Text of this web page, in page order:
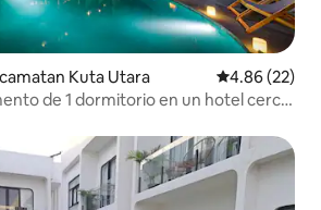
Kuta Utara Calificación
4.86 (22)
de 1 dormitorio en un hotel cerca